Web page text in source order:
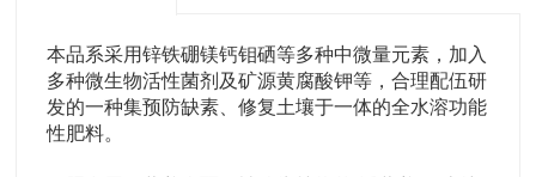
本品系采用锌铁硼镁钙钼硒等多种中微量元素，加入
多种微生物活性菌剂及矿源黄腐酸钾等，合理配伍研
发的一种集预防缺素、修复土壤于一体的全水溶功能
性肥料。